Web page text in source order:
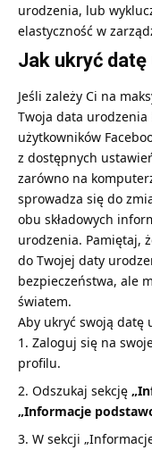
urodzenia, lub
elastyczność w
Jak ukryć
Jeśli zależy Ci na
Twoja data urodzenia
użytkowników
z dostępnych
zarówno na
sprowadza się do
obu składowych
urodzenia. Pamiętaj,
do Twojej daty
bezpieczeństwa, ale
światem.
Aby ukryć swoją datę
Zaloguj się na
profilu.
Odszukaj sekcję
„Informacje
W sekcji